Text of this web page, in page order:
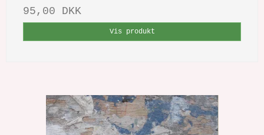
95,00 DKK
Vis produkt